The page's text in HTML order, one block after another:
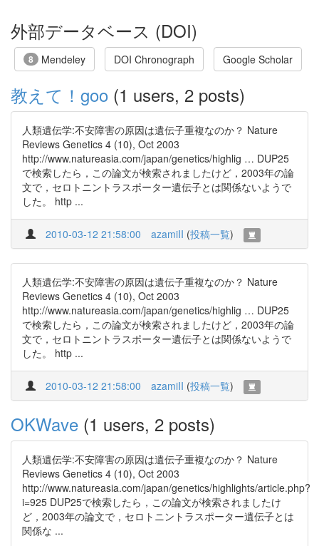
外部データベース (DOI)
8 Mendeley DOI Chronograph Google Scholar
教えて！goo (1 users, 2 posts)
人類遺伝学:不安障害の原因は遺伝子重複なのか？ Nature
Reviews Genetics 4 (10), Oct 2003
http://www.natureasia.com/japan/genetics/highlig … DUP25
で検索したら，この論文が検索されましたけど，2003年の論
文で，セロトニントラスポーター遺伝子とは関係ないようで
した。 http ...
2010-03-12 21:58:00 azamiII (投稿一覧)
人類遺伝学:不安障害の原因は遺伝子重複なのか？ Nature
Reviews Genetics 4 (10), Oct 2003
http://www.natureasia.com/japan/genetics/highlig … DUP25
で検索したら，この論文が検索されましたけど，2003年の論
文で，セロトニントラスポーター遺伝子とは関係ないようで
した。 http ...
2010-03-12 21:58:00 azamiII (投稿一覧)
OKWave (1 users, 2 posts)
人類遺伝学:不安障害の原因は遺伝子重複なのか？ Nature
Reviews Genetics 4 (10), Oct 2003
http://www.natureasia.com/japan/genetics/highlights/article.php?
i=925 DUP25で検索したら，この論文が検索されましたけ
ど，2003年の論文で，セロトニントラスポーター遺伝子とは
関係な ...